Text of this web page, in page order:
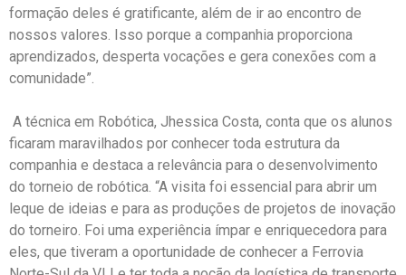
formação deles é gratificante, além de ir ao encontro de
nossos valores. Isso porque a companhia proporciona
aprendizados, desperta vocações e gera conexões com a
comunidade”.
A técnica em Robótica, Jhessica Costa, conta que os alunos
ficaram maravilhados por conhecer toda estrutura da
companhia e destaca a relevância para o desenvolvimento
do torneio de robótica. “A visita foi essencial para abrir um
leque de ideias e para as produções de projetos de inovação
do torneiro. Foi uma experiência ímpar e enriquecedora para
eles, que tiveram a oportunidade de conhecer a Ferrovia